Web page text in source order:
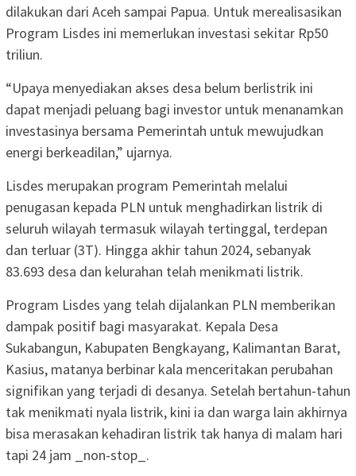
dilakukan dari Aceh sampai Papua. Untuk merealisasikan
Program Lisdes ini memerlukan investasi sekitar Rp50
triliun.
“Upaya menyediakan akses desa belum berlistrik ini
dapat menjadi peluang bagi investor untuk menanamkan
investasinya bersama Pemerintah untuk mewujudkan
energi berkeadilan,” ujarnya.
Lisdes merupakan program Pemerintah melalui
penugasan kepada PLN untuk menghadirkan listrik di
seluruh wilayah termasuk wilayah tertinggal, terdepan
dan terluar (3T). Hingga akhir tahun 2024, sebanyak
83.693 desa dan kelurahan telah menikmati listrik.
Program Lisdes yang telah dijalankan PLN memberikan
dampak positif bagi masyarakat. Kepala Desa
Sukabangun, Kabupaten Bengkayang, Kalimantan Barat,
Kasius, matanya berbinar kala menceritakan perubahan
signifikan yang terjadi di desanya. Setelah bertahun-tahun
tak menikmati nyala listrik, kini ia dan warga lain akhirnya
bisa merasakan kehadiran listrik tak hanya di malam hari
tapi 24 jam _non-stop_.